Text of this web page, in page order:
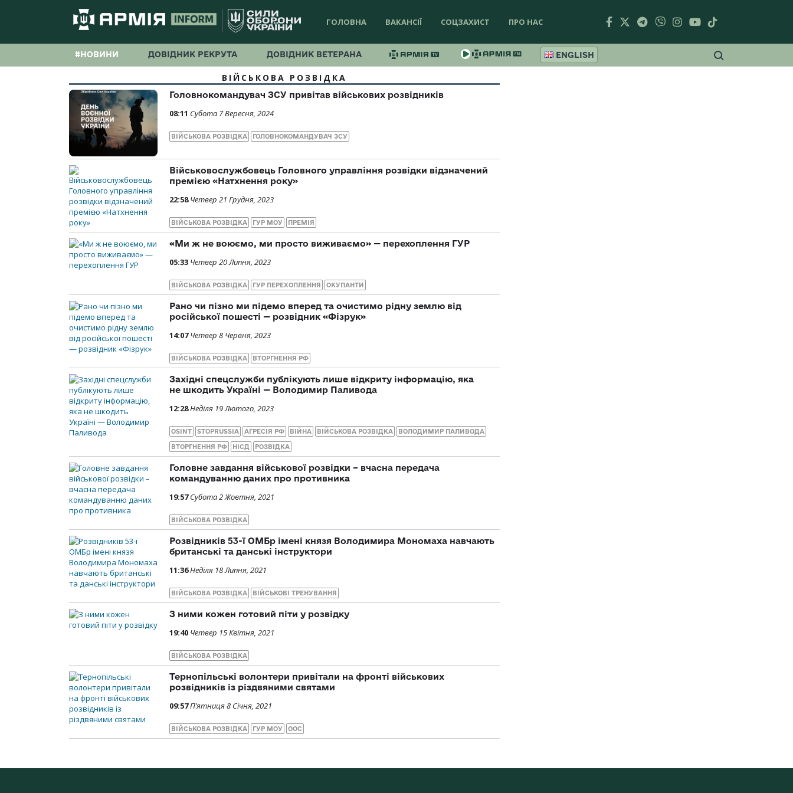
ГОЛОВНА ВАКАНСІЇ СОЦЗАХИСТ ПРО НАС
#НОВИНИ ДОВІДНИК РЕКРУТА ДОВІДНИК ВЕТЕРАНА ENGLISH
ВІЙСЬКОВА РОЗВІДКА
Головнокомандувач ЗСУ привітав військових розвідників
08:11 Субота 7 Вересня, 2024
ВІЙСЬКОВА РОЗВІДКА ГОЛОВНОКОМАНДУВАЧ ЗСУ
Військовослужбовець Головного управління розвідки відзначений
премією «Натхнення року»
22:58 Четвер 21 Грудня, 2023
ВІЙСЬКОВА РОЗВІДКА ГУР МОУ ПРЕМІЯ
«Ми ж не воюємо, ми просто виживаємо» — перехоплення ГУР
05:33 Четвер 20 Липня, 2023
ВІЙСЬКОВА РОЗВІДКА ГУР ПЕРЕХОПЛЕННЯ ОКУПАНТИ
Рано чи пізно ми підемо вперед та очистимо рідну землю від
російської пошесті — розвідник «Фізрук»
14:07 Четвер 8 Червня, 2023
ВІЙСЬКОВА РОЗВІДКА ВТОРГНЕННЯ РФ
Західні спецслужби публікують лише відкриту інформацію, яка
не шкодить Україні — Володимир Паливода
12:28Неділя 19 Лютого, 2023
OSINT STOPRUSSIA АГРЕСІЯ РФ ВІЙНА ВІЙСЬКОВА РОЗВІДКА ВОЛОДИМИР ПАЛИВОДА
ВТОРГНЕННЯ РФ НІСД РОЗВІДКА
Головне завдання військової розвідки – вчасна передача
командуванню даних про противника
19:57 Субота 2 Жовтня, 2021
ВІЙСЬКОВА РОЗВІДКА
Розвідників 53-ї ОМБр імені князя Володимира Мономаха навчають
британські та данські інструктори
11:36Неділя 18 Липня, 2021
ВІЙСЬКОВА РОЗВІДКА ВІЙСЬКОВІ ТРЕНУВАННЯ
З ними кожен готовий піти у розвідку
19:40 Четвер 15 Квітня, 2021
ВІЙСЬКОВА РОЗВІДКА
Тернопільські волонтери привітали на фронті військових
розвідників із різдвяними святами
09:57П’ятниця 8 Січня, 2021
ВІЙСЬКОВА РОЗВІДКА ГУР МОУ ООС